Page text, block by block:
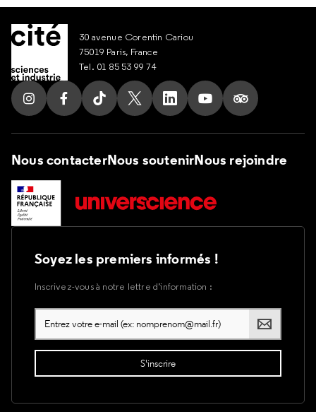
30 avenue Corentin Cariou
75019 Paris, France
Tel. 01 85 53 99 74
Suivez nous sur Instagram
Suivez nous sur Facebook
Suivez nous sur Tik Tok
Suivez nous sur X
Suivez nous sur LinkedIn
Suivez nous sur
Suivez nous
Nous contacterNous soutenirNous rejoindre
Soyez les premiers informés !
Inscrivez-vous à notre lettre d’information :